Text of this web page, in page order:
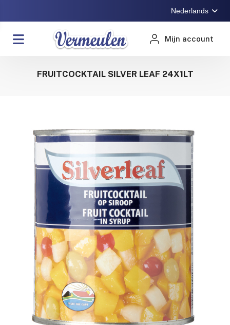
Nederlands
Mijn account
FRUITCOCKTAIL SILVER LEAF 24X1LT